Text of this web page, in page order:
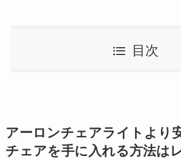
目次
アーロンチェアライトより
チェアを手に入れる方法は